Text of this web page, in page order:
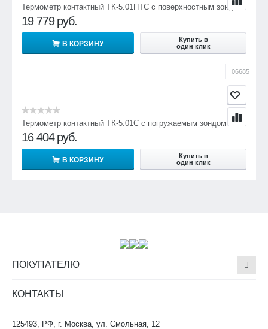
Термометр контактный ТК-5.01ПТC с поверхностным зондом
19 779 руб.
В КОРЗИНУ
Купить в
один клик
06685
Термометр контактный ТК-5.01C с погружаемым зондом
16 404 руб.
В КОРЗИНУ
Купить в
один клик
ПОКУПАТЕЛЮ
КОНТАКТЫ
125493, РФ, г. Москва, ул. Смольная, 12